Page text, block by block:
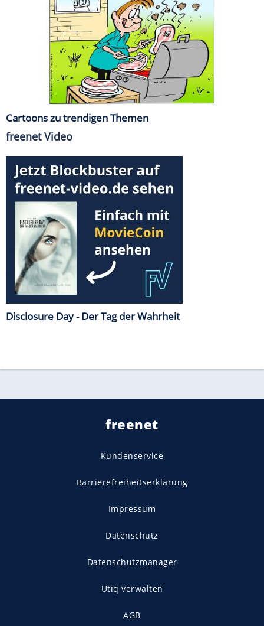
Cartoons zu trendigen Themen
freenet Video
Disclosure Day - Der Tag der Wahrheit
freenet
Kundenservice
Barrierefreiheitserklärung
Impressum
Datenschutz
Datenschutzmanager
Utiq verwalten
AGB